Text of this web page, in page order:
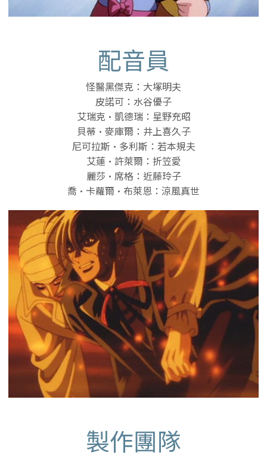
配音員
怪醫黑傑克：大塚明夫
皮諾可：水谷優子
艾瑞克·凱德瑞：星野充昭
貝蒂·麥庫爾：井上喜久子
尼可拉斯·多利斯：若本規夫
艾蓮·許萊爾：折笠愛
麗莎·席格：近藤玲子
喬·卡蘿爾·布萊恩：涼風真世
製作團隊